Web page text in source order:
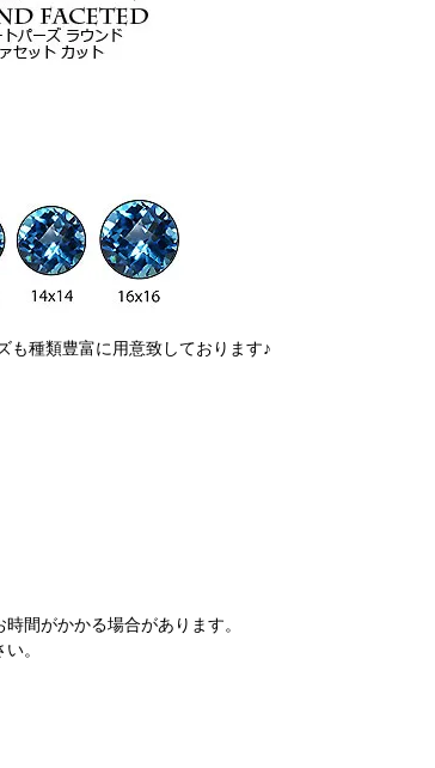
も種類豊富に用意致しております♪
間がかかる場合があります。
。